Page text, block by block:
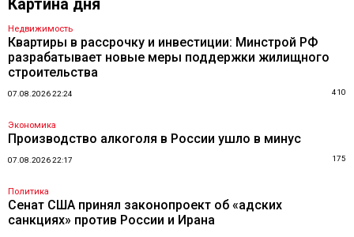
Картина дня
Недвижимость
Квартиры в рассрочку и инвестиции: Минстрой РФ
разрабатывает новые меры поддержки жилищного
строительства
07.08.2026 22:24 410
Экономика
Производство алкоголя в России ушло в минус
07.08.2026 22:17 175
Политика
Сенат США принял законопроект об «адских
санкциях» против России и Ирана